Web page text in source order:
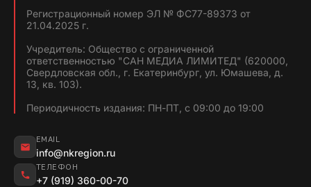
Регистрационный номер ЭЛ № ФС77-89373 от
21.04.2025 г.
Учредитель: Общество с ограниченной
ответственностью "САН МЕДИА ЛИМИТЕД" (620000,
Свердловская обл., г. Екатеринбург, ул. Юмашева, д.
13, кв. 103).
Периодичность издания: ПН-ПТ, с 09:00 до 19:00
EMAIL
info@nkregion.ru
ТЕЛЕФОН
+7 (919) 360-00-70